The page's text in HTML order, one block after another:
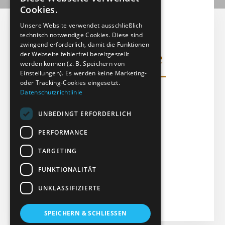
Myalgische
Enzephalomyelitis,
Chronisches Fatigue
Syndrom (ME-CFS) -
Text
Textdatei (PDF)
Dateigröße: 177.93 KB
Erstellt: 05-03-2025
Aktualisiert: 05-03-2025
Treffer: 134
Cookies.
Unsere Website verwendet ausschließlich
technisch notwendige Cookies. Diese sind
zwingend erforderlich, damit die Funktionen
der Webseite fehlerfrei bereitgestellt
werden können (z. B. Speichern von
Einstellungen). Es werden keine Marketing-
oder Tracking-Cookies eingesetzt.
Datenschutzrichtlinie
UNBEDINGT ERFORDERLICH
PERFORMANCE
TARGETING
FUNKTIONALITÄT
UNKLASSIFIZIERTE
SPEICHERN & SCHLIESSEN